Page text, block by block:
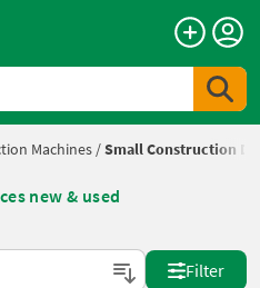
Machines /Small Construction
new & used
Filter